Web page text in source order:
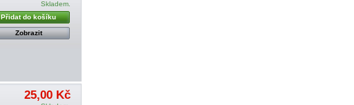
Skladem.
Přidat do košíku
Zobrazit
25,00 Kč